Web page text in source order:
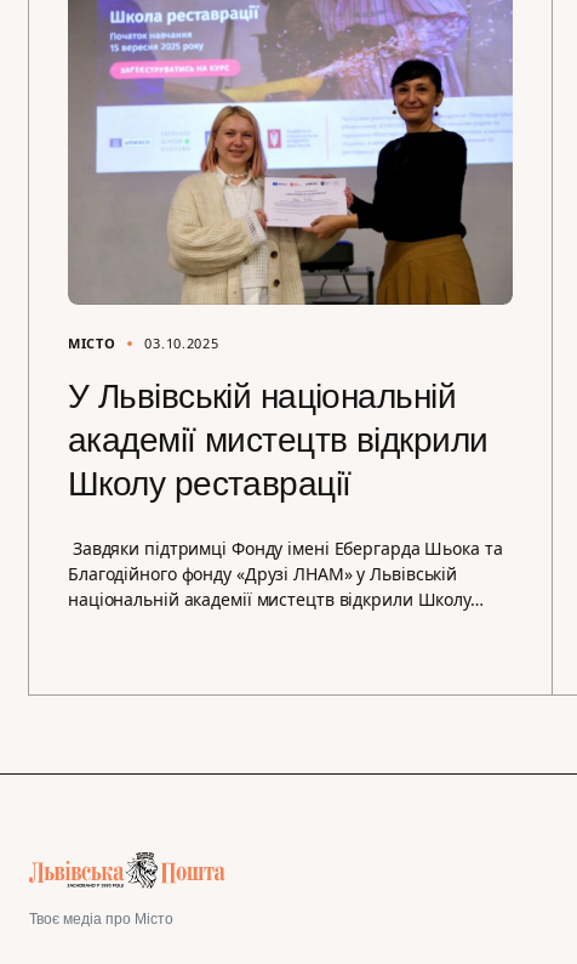
МІСТО 03.10.2025
У Львівській національній
академії мистецтв відкрили
Школу реставрації
Завдяки підтримці Фонду імені Ебергарда Шьока та
Благодійного фонду «Друзі ЛНАМ» у Львівській
національній академії мистецтв відкрили Школу…
Твоє медіа про Місто